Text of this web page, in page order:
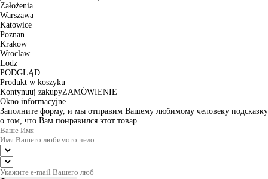
Założenia
Warszawa
Katowice
Poznan
Krakow
Wroclaw
Lodz
PODGLĄD
Produkt w koszyku
Kontynuuj zakupyZAMÓWIENIE
Okno informacyjne
Заполните форму, и мы отправим Вашему любимому человеку подсказку
о том, что Вам понравился этот товар.